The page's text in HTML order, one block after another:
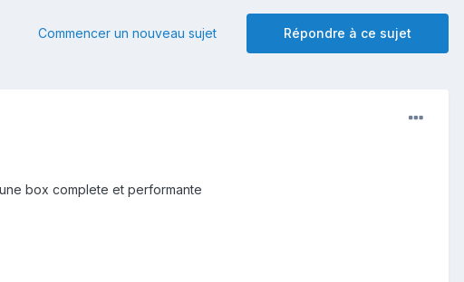
Répondre à ce sujet
Commencer un nouveau sujet
box complete et performante